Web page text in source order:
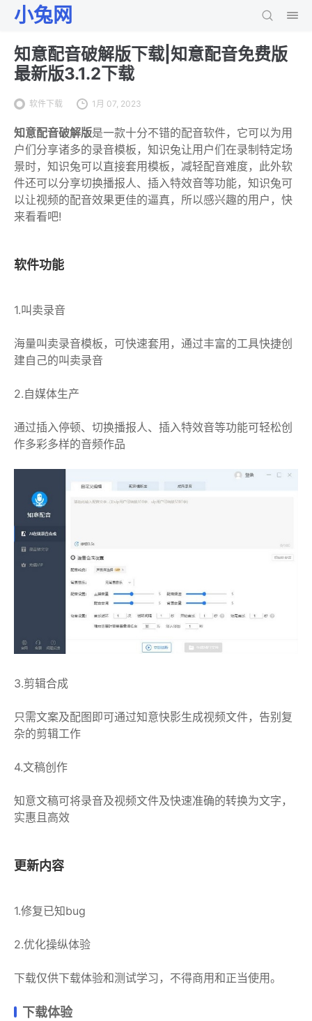
小兔网
知意配音破解版下载|知意配音免费版
最新版3.1.2下载
软件下载 1月 07, 2023
知意配音破解版是一款十分不错的配音软件，它可以为用
户们分享诸多的录音模板，知识兔让用户们在录制特定场
景时，知识兔可以直接套用模板，减轻配音难度，此外软
件还可以分享切换播报人、插入特效音等功能，知识兔可
以让视频的配音效果更佳的逼真，所以感兴趣的用户，快
来看看吧!
软件功能
1.叫卖录音
海量叫卖录音模板，可快速套用，通过丰富的工具快捷创
建自己的叫卖录音
2.自媒体生产
通过插入停顿、切换播报人、插入特效音等功能可轻松创
作多彩多样的音频作品
3.剪辑合成
只需文案及配图即可通过知意快影生成视频文件，告别复
杂的剪辑工作
4.文稿创作
知意文稿可将录音及视频文件及快速准确的转换为文字，
实惠且高效
更新内容
1.修复已知bug
2.优化操纵体验
下载仅供下载体验和测试学习，不得商用和正当使用。
下载体验